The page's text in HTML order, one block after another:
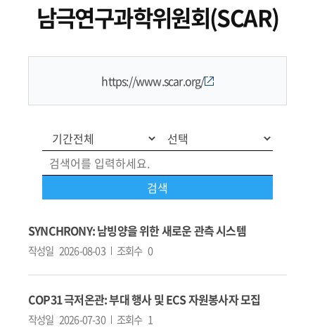
남극연구과학위원회(SCAR)
https://www.scar.org/
SYNCHRONY: 남빙양을 위한 새로운 관측 시스템
작성일 2026-08-03 조회수 0
COP31 극저온관: 부대 행사 및 ECS 자원봉사자 모집
작성일 2026-07-30 조회수 1